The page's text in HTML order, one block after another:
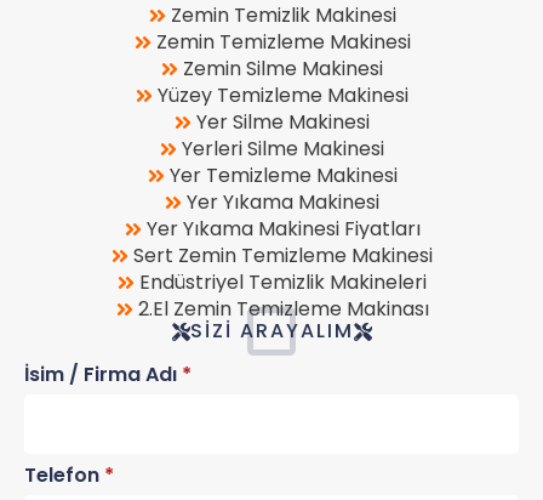
Zemin Temizlik Makinesi
Zemin Temizleme Makinesi
Zemin Silme Makinesi
Yüzey Temizleme Makinesi
Yer Silme Makinesi
Yerleri Silme Makinesi
Yer Temizleme Makinesi
Yer Yıkama Makinesi
Yer Yıkama Makinesi Fiyatları
Sert Zemin Temizleme Makinesi
Endüstriyel Temizlik Makineleri
2.El Zemin Temizleme Makinası
SIZI ARAYALIM
İsim / Firma Adı *
Telefon *